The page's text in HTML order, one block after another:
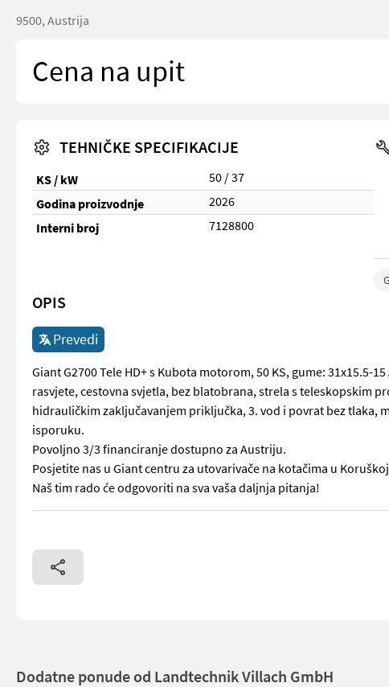
9500, Austrija
Cena na upit
TEHNIČKE SPECIFIKACIJE
KS / kW
50 / 37
Godina proizvodnje
2026
Interni broj
7128800
OPIS
Prevedi
Giant G2700 Tele HD+ s Kubota motorom, 50 KS, gume: 31x15.5-
rasvjete, cestovna svjetla, bez blatobrana, strela s teleskopskim
hidrauličkim zaključavanjem priključka, 3. vod i povrat bez tlaka,
isporuku.
Povoljno 3/3 financiranje dostupno za Austriju.
Posjetite nas u Giant centru za utovarivače na kotačima u
Naš tim rado će odgovoriti na sva vaša daljnja pitanja!
Giant G2700 Tele HD+ s Kubota motorom, 50 KS, gume:
Dodatne ponude od Landtechnik Villach GmbH